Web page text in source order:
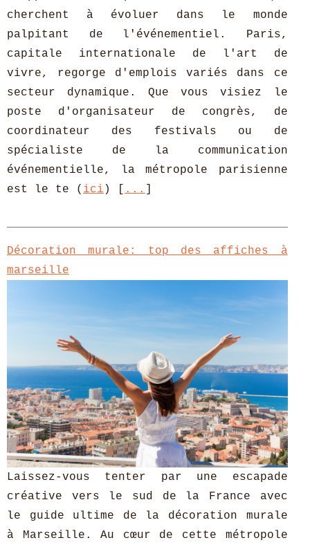
cherchent à évoluer dans le monde
palpitant de l'événementiel. Paris,
capitale internationale de l'art de
vivre, regorge d'emplois variés dans ce
secteur dynamique. Que vous visiez le
poste d'organisateur de congrès, de
coordinateur des festivals ou de
spécialiste de la communication
événementielle, la métropole parisienne
est le te ( ici ) [ ...
Décoration murale: top des affiches à
marseille
Laissez-vous tenter par une escapade
créative vers le sud de la France avec
le guide ultime de la décoration murale
à Marseille. Au cœur de cette métropole